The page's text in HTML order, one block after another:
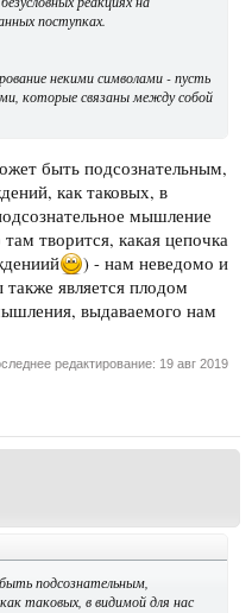
зарегистрироваться
на форуме.
поступках.
некими символами - пусть
которые связаны между собой
быть подсознательным,
как таковых, в
мышление
творится, какая цепочка
) - нам неведомо и
является плодом
выдаваемого нам
редактирование: 19 авг 2019
подсознательным,
таковых, в видимой для нас